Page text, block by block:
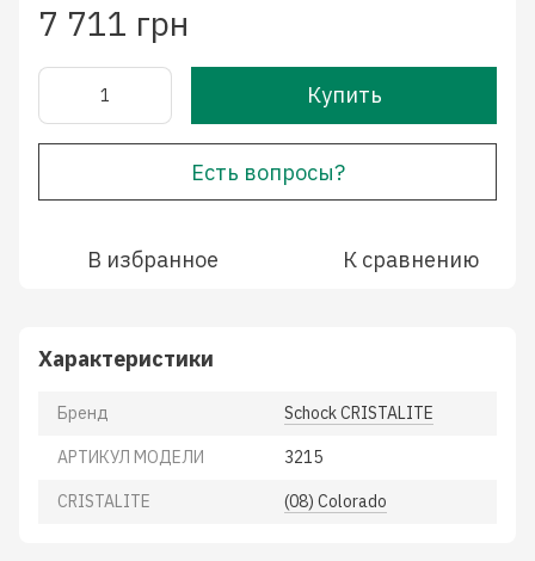
7 711 грн
Купить
Есть вопросы?
В избранное К сравнению
Характеристики
Бренд Schock CRISTALITE
АРТИКУЛ МОДЕЛИ 3215
CRISTALITE (08) Colorado